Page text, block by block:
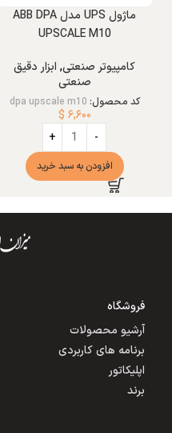
ماژول UPS مدل ABB DPA
UPSCALE M10
کامپیوتر صنعتی, ابزار دقیق
صنعتی
کد محصول: dpa upscale m10
$ ۶,۶۰۰
افزودن به سبد خرید
فروشگاه
آرشیو محصولات
برنامه های کاربردی
اپلیکاتور
برند